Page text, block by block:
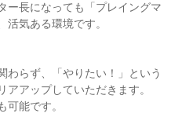
ー長になっても「プレイングマ
活気ある環境です。
わらず、「やりたい！」という
アップしていただきます。
可能です。